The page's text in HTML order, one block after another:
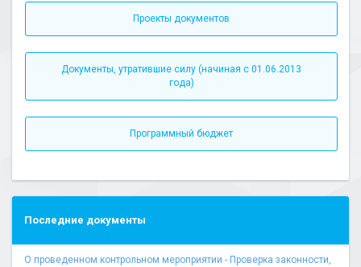
Проекты документов
Документы, утратившие силу (начиная с 01.06.2013
года)
Программный бюджет
Последние документы
О проведенном контрольном мероприятии - Проверка законности,